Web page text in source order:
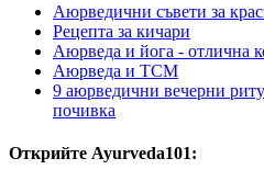
Аюрведични съвети за
Рецепта за кичари
Аюрведа и йога - отлична
Аюрведа и TCM
9 аюрведични вечерни
почивка
Открийте Ayurveda101: